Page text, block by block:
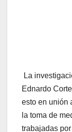
La
Ednardo
esto en unión
la toma de
trabajadas